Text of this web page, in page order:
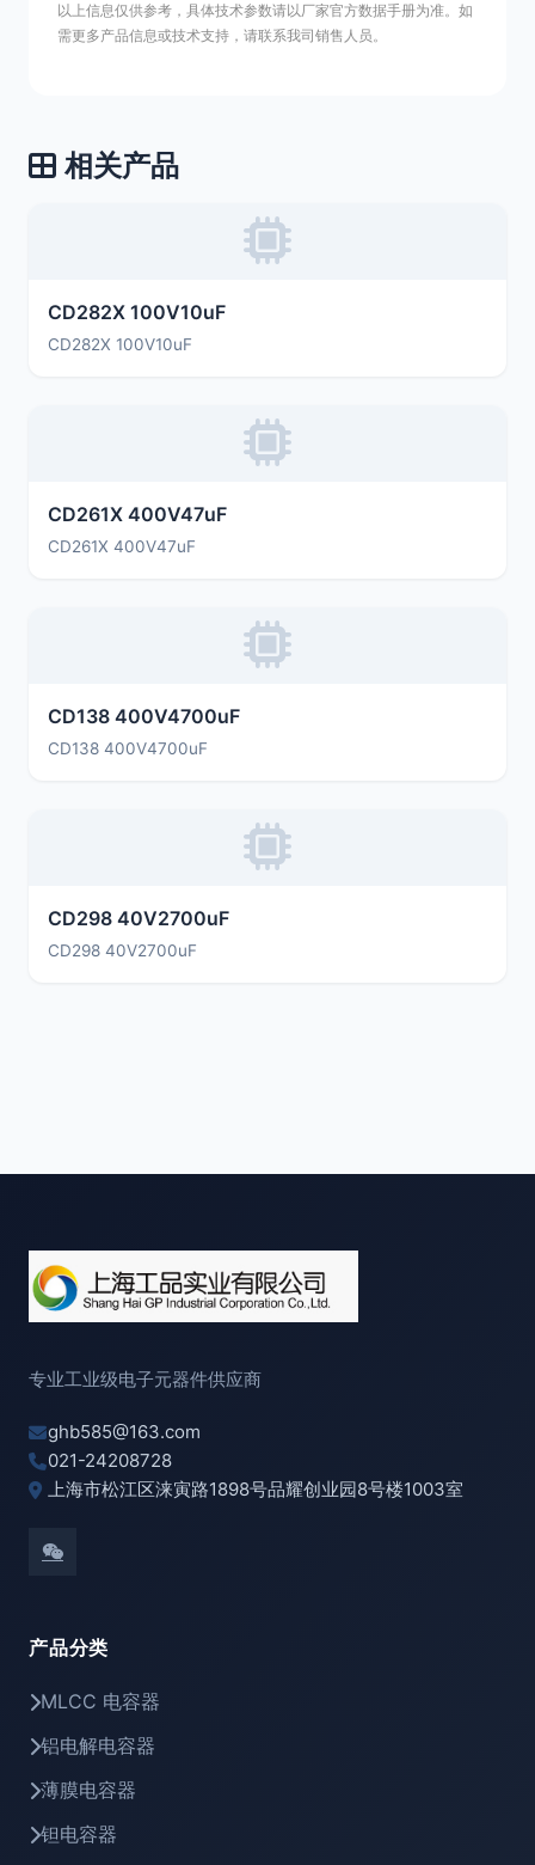
以上信息仅供参考，具体技术参数请以厂家官方数据手册为准。如
需更多产品信息或技术支持，请联系我司销售人员。
相关产品
CD282X 100V10uF
CD282X 100V10uF
CD261X 400V47uF
CD261X 400V47uF
CD138 400V4700uF
CD138 400V4700uF
CD298 40V2700uF
CD298 40V2700uF
专业工业级电子元器件供应商
ghb585@163.com
021-24208728
上海市松江区涞寅路1898号品耀创业园8号楼1003室
产品分类
MLCC 电容器
铝电解电容器
薄膜电容器
钽电容器